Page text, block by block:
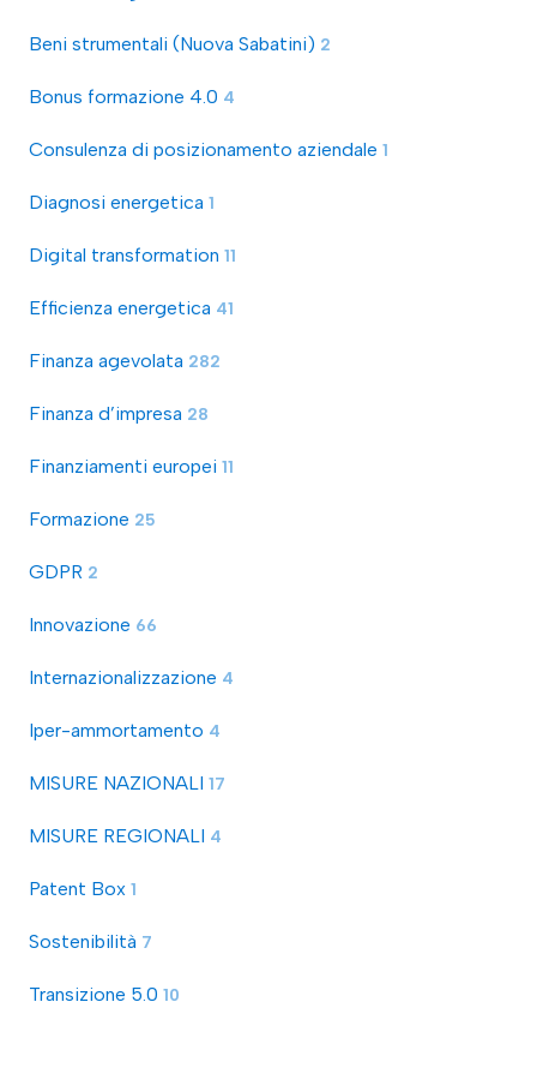
Beni strumentali (Nuova Sabatini) 2
Bonus formazione 4.0 4
Consulenza di posizionamento aziendale 1
Diagnosi energetica 1
Digital transformation 11
Efficienza energetica 41
Finanza agevolata 282
Finanza d’impresa 28
Finanziamenti europei 11
Formazione 25
GDPR 2
Innovazione 66
Internazionalizzazione 4
Iper-ammortamento 4
MISURE NAZIONALI 17
MISURE REGIONALI 4
Patent Box 1
Sostenibilità 7
Transizione 5.0 10